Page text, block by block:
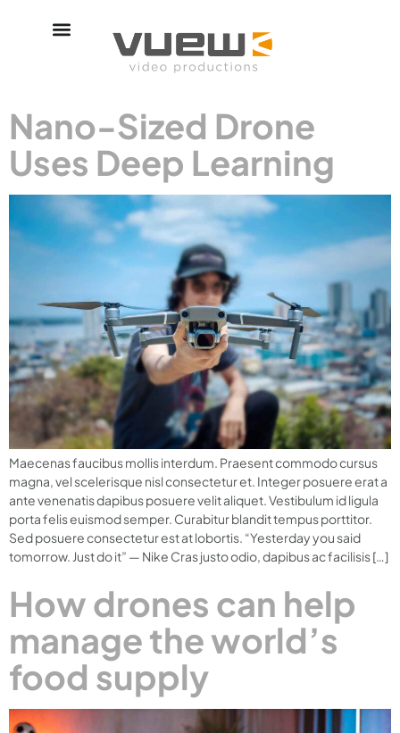
Nano-Sized Drone
Uses Deep Learning
Maecenas faucibus mollis interdum. Praesent commodo cursus
magna, vel scelerisque nisl consectetur et. Integer posuere erat a
ante venenatis dapibus posuere velit aliquet. Vestibulum id ligula
porta felis euismod semper. Curabitur blandit tempus porttitor.
Sed posuere consectetur est at lobortis. “Yesterday you said
tomorrow. Just do it” — Nike Cras justo odio, dapibus ac facilisis […]
How drones can help
manage the world’s
food supply